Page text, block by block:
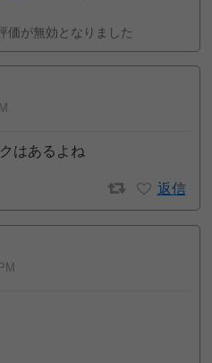
価が無効となりました
はあるよね
返信